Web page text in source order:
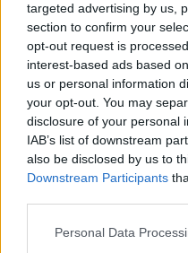
targeted advertising by us,
section to confirm your
opt-out request is
interest-based ads based
us or personal information
your opt-out. You may
disclosure of your personal
IAB’s list of downstream
also be disclosed by us to
Downstream Participants
Please note that this
Personal Data
«Δεν προτιμώ να
ανθρωπιστική πόλη
συγκέντρωσης ,
έξοδος από αυτήν,
συγκέντρωσης»,
Υπενθυμίζεται ότι
πρωθυπουργός του
μήνες συνολικά.
«Είναι ένα